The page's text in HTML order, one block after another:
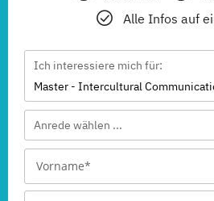
Alle Infos auf
Ich interessiere mich für:
Anrede wählen ...